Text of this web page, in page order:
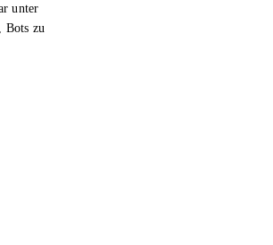
unter
Bots zu